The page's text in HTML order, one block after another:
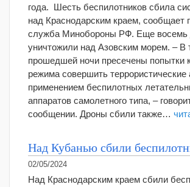
года. Шесть беспилотников сбила
над Краснодарским краем, сообщает
служба Минобороны РФ. Еще восемь
уничтожили над Азовским морем. – В
прошедшей ночи пресечены попытки
режима совершить террористические
применением беспилотных
аппаратов самолетного типа, –
сообщении. Дроны сбили также…
Над Кубанью сбили
02/05/2024
Над Краснодарским краем сбили